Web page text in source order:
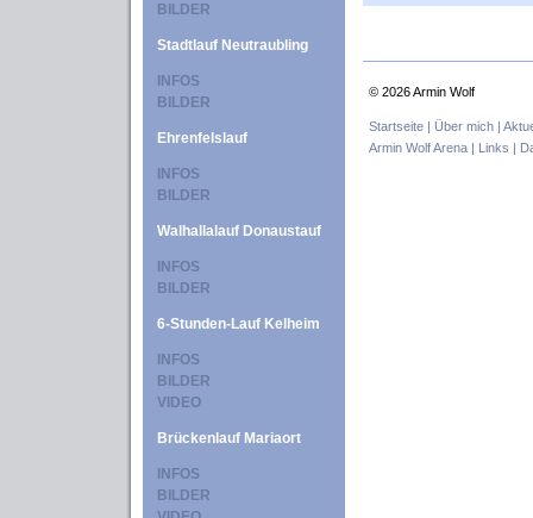
BILDER
Stadtlauf Neutraubling
INFOS
BILDER
Ehrenfelslauf
INFOS
BILDER
Walhallalauf Donaustauf
INFOS
BILDER
6-Stunden-Lauf Kelheim
INFOS
BILDER
VIDEO
Brückenlauf Mariaort
INFOS
BILDER
© 2026 Armin Wolf
Startseite | Über mich |
Armin Wolf Arena | Links |